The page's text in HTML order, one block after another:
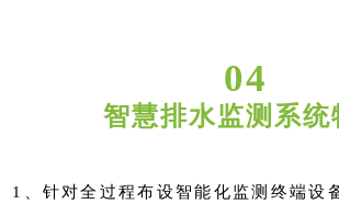
04
智慧排水监测系统
1、针对全过程布设智能化监测终端设